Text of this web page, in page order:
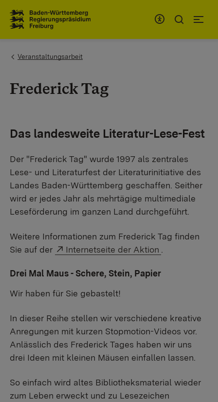
You are here:
Veranstaltungsarbeit
Frederick Tag
Das landesweite Literatur-Lese-Fest
Der "Frederick Tag" wurde 1997 als zentrales
Lese- und Literaturfest der Literaturinitiative des
Landes Baden-Württemberg geschaffen. Seither
wird er jedes Jahr als mehrtägige multimediale
Leseförderung im ganzen Land durchgeführt.
Weitere Informationen zum Frederick Tag finden
Sie auf der
Externer Link:
Internetseite der Aktion
Drei Mal Maus - Schere, Stein, Papier
Wir haben für Sie gebastelt!
In dieser Reihe stellen wir verschiedene kreative
Anregungen mit kurzen Stopmotion-Videos vor.
Anlässlich des Frederick Tages haben wir uns
drei Ideen mit kleinen Mäusen einfallen lassen.
So einfach wird altes Bibliotheksmaterial wieder
zum Leben erweckt und zu Lesezeichen